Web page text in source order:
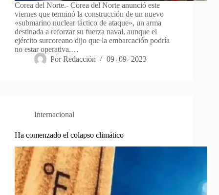
Corea del Norte.- Corea del Norte anunció este
viernes que terminó la construcción de un nuevo
«submarino nuclear táctico de ataque», un arma
destinada a reforzar su fuerza naval, aunque el
ejército surcoreano dijo que la embarcación podría
no estar operativa.…
Por Redacción 09- 09- 2023
Internacional
Ha comenzado el colapso climático